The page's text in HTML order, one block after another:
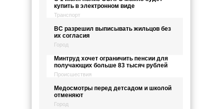
купить в электронном виде
Транспорт
ВС разрешил выписывать жильцов без
их согласия
Город
Минтруд хочет ограничить пенсии для
получающих больше 83 тысяч рублей
Происшествия
Медосмотры перед детсадом и школой
отменяют
Город